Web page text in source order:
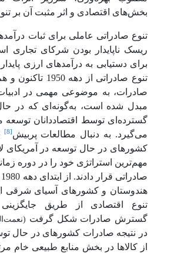
بخش‌های اقتصادی و اثر مثبت آن بر
تنوع صادراتی عاملی برای ثبات
ریسک ناپایدار بودن شرکای تجاری
برای دستیابی به درآمدهای ارزی
تنوع صادراتی از
صادرات، به موضوعی مهمی در
مبدل شده است، به‌گونه‌ای که در
گسترده‌ای توسط اقتصاددانان توسعه
می‌گیرد. به دنبال مطالعات پربیش [8]
کشورهای در حال توسعه در آمریکای
هندوستان و کشورهای آسیای شرقی
تنوع اقتصادی از طریق
گسترش صادرات شکل گرفت
در نتیجه صادرات کشورهای در حال
از کالاها در بخش منابع طبیعی خام